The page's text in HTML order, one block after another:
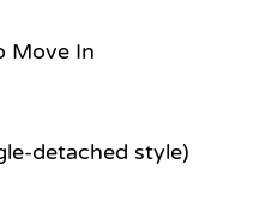
Move In
detached style)